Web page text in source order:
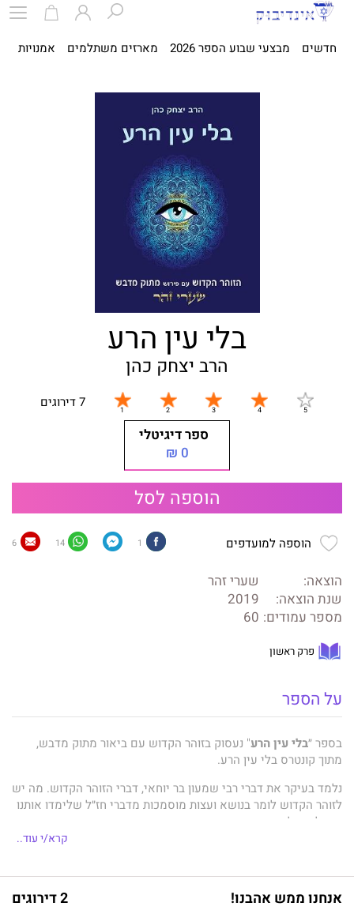
חדשים מבצעי שבוע הספר 2026 מארזים משתלמים אמנויות
בלי עין הרע
הרב יצחק כהן
7 דירוגים
ספר דיגיטלי
0 ₪
הוספה לסל
הוספה למועדפים 1
14
6
הוצאה:
שערי זהר
שנת הוצאה:
2019
מספר עמודים: 60
פרק ראשון
על הספר
בספר ״בלי עין הרע" נעסוק בזוהר הקדוש עם ביאור מתוק מדבש,
מתוך קונטרס בלי עין הרע.
נלמד בעיקר את דברי רבי שמעון בר יוחאי, דברי הזוהר הקדוש. מה יש
לזוהר הקדוש לומר בנושא ועצות מוסמכות מדברי חז״ל שלימדו אותנו
איך להינצל מעין הרע.
הרבה בני–אדם חרדים מפני עין הרע, לא יודעים ממי להישמר ואיך
מתגוננים?
קרא/י עוד..
אנחנו ממש אהבנו! 2 דירוגים